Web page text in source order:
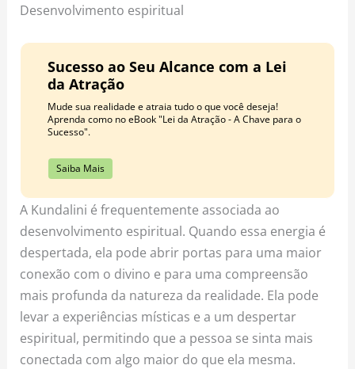
Desenvolvimento espiritual
Sucesso ao Seu Alcance com a Lei
da Atração
Mude sua realidade e atraia tudo o que você deseja!
Aprenda como no eBook "Lei da Atração - A Chave para o
Sucesso".
Saiba Mais
A Kundalini é frequentemente associada ao
desenvolvimento espiritual. Quando essa energia é
despertada, ela pode abrir portas para uma maior
conexão com o divino e para uma compreensão
mais profunda da natureza da realidade. Ela pode
levar a experiências místicas e a um despertar
espiritual, permitindo que a pessoa se sinta mais
conectada com algo maior do que ela mesma.